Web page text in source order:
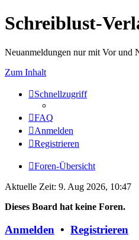
Schreiblust-
Neuanmeldungen nur mit Vor und
Zum Inhalt
Schnellzugriff
FAQ
Anmelden
Registrieren
Foren-Übersicht
Aktuelle Zeit: 9. Aug 2026, 10:47
Dieses Board hat keine Foren.
Anmelden • Registrieren